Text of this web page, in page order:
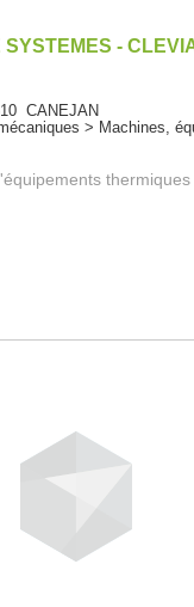
SYSTEMES -
CANEJAN
> Machines,
thermiques